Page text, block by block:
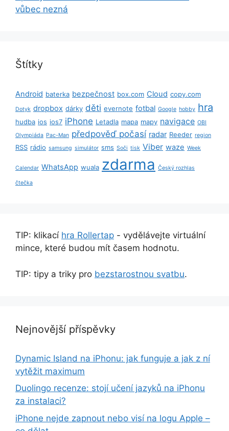
vůbec nezná
Štítky
Android baterka bezpečnost box.com Cloud copy.com
Dotyk dropbox dárky děti evernote fotbal Google hobby hra
hudba ios ios7 iPhone Letadla mapa mapy navigace OBI
Olympiáda Pac-Man předpověď počasí radar Reeder region
RSS rádio samsung simulátor sms Soči tisk Viber waze Week
Calendar WhatsApp wuala zdarma Český rozhlas
čtečka
TIP: klikací hra Rollertap - vydělávejte virtuální
mince, které budou mít časem hodnotu.
TIP: tipy a triky pro bezstarostnou svatbu.
Nejnovější příspěvky
Dynamic Island na iPhonu: jak funguje a jak z ní
vytěžit maximum
Duolingo recenze: stojí učení jazyků na iPhonu
za instalaci?
iPhone nejde zapnout nebo visí na logu Apple –